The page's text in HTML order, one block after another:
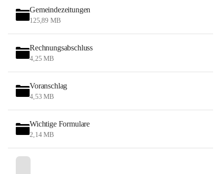
Gemeindezeitungen
125,89 MB
Rechnungsabschluss
4,25 MB
Voranschlag
4,53 MB
Wichtige Formulare
2,14 MB